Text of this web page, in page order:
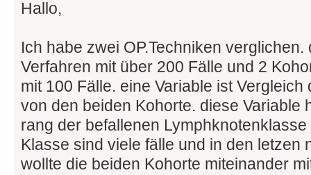
Hallo,
Ich habe zwei OP.Techniken
Verfahren mit über 200 Fälle und 2
mit 100 Fälle. eine Variable ist
von den beiden Kohorte. diese Variable
rang der befallenen
Klasse sind viele fälle und in den letzen
wollte die beiden Kohorte miteinander